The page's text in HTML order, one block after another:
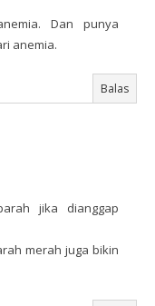
Dan punya
anemia.
Balas
jika dianggap
merah juga bikin